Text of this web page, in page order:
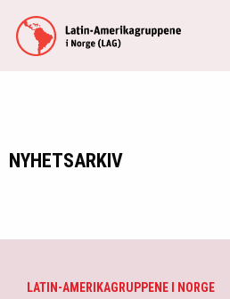
NYHETSARKIV
LATIN-AMERIKAGRUPPENE I NORGE